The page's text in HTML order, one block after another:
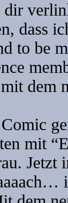
dass
to be
dem
mit
Jetzt